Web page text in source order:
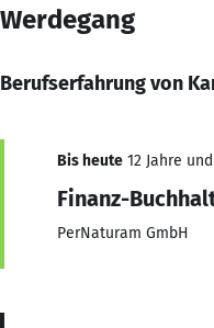
Werdegang
Berufserfahrung von
Bis heute 12 Jahre
Finanz-
PerNaturam GmbH